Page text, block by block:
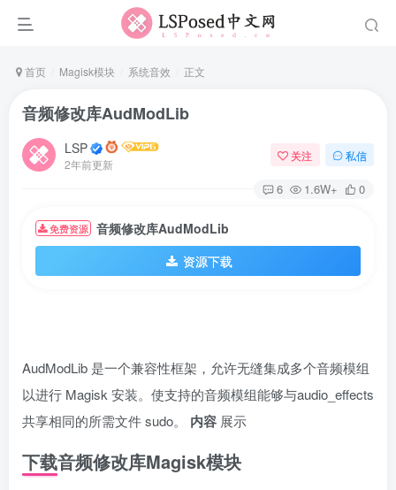
首页 Magisk模块 系统音效 正文
音频修改库AudModLib
LSP
2年前更新
关注 私信
6 1.6W+ 0
免费资源 音频修改库AudModLib
资源下载
AudModLib 是一个兼容性框架，允许无缝集成多个音频模组
以进行 Magisk 安装。使支持的音频模组能够与audio_effects
共享相同的所需文件 sudo。 内容 展示
下载音频修改库Magisk模块